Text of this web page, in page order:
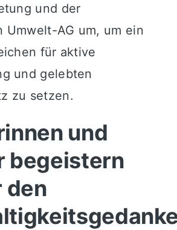
und der
Umwelt-AG um, um ein
für aktive
und gelebten
zu setzen.
und
begeistern
den